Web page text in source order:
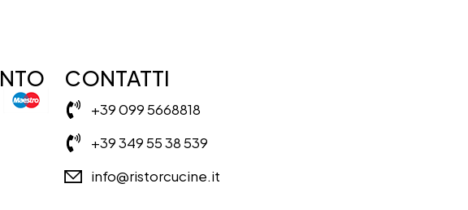
CONTATTI
+39 099 5668818
+39 349 55 38 539
info@ristorcucine.it